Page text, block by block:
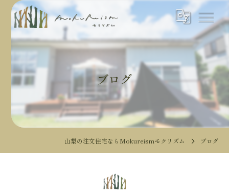
ブログ
山梨の注文住宅ならMokureismモクリズム ブログ